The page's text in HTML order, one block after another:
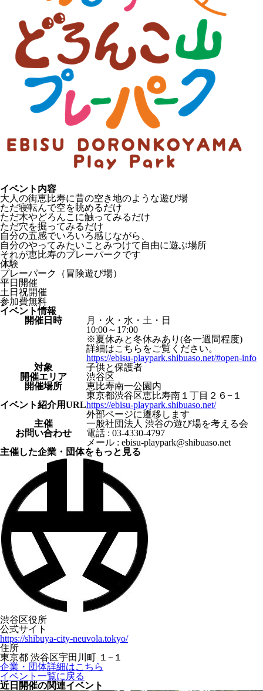
イベント内容
大人の街恵比寿に昔の空き地のような遊び場
ただ寝転んで空を眺めるだけ
ただ木やどろんこに触ってみるだけ
ただ穴を掘ってみるだけ
自分の五感でいろいろ感じながら、
自分のやってみたいことみつけて自由に遊ぶ場所
それが恵比寿のプレーパークです
体験
プレーパーク（冒険遊び場）
平日開催
土日祝開催
参加費無料
イベント情報
開催日時
月・火・水・土・日
10:00～17:00
※夏休みと冬休みあり(各一週間程度)
詳細はこちらをご覧ください。
https://ebisu-playpark.shibuaso.net/#open-info
対象
子供と保護者
開催エリア
渋谷区
開催場所
恵比寿南一公園内
東京都渋谷区恵比寿南１丁目２６−１
イベント紹介⽤URLhttps://ebisu-playpark.shibuaso.net/
外部ページに遷移します
主催
一般社団法人 渋谷の遊び場を考える会
お問い合わせ
電話 : 03-4330-4797
メール : ebisu-playpark@shibuaso.net
主催した企業・団体をもっと見る
渋谷区役所
公式サイト
https://shibuya-city-neuvola.tokyo/
住所
東京都 渋谷区宇田川町 １−１
企業・団体詳細はこちら
イベント一覧に戻る
近日開催の関連イベント